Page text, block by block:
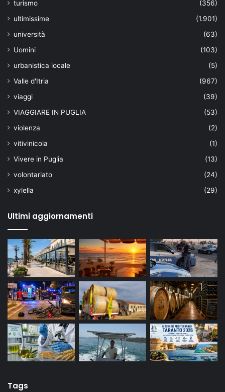
turismo
(356)
ultimissime
(1.901)
università
(63)
Uomini
(103)
urbanistica locale
(5)
Valle d'Itria
(967)
viaggi
(39)
VIAGGIARE IN PUGLIA
(53)
violenza
(2)
vitivinicola
(1)
Vivere in Puglia
(13)
volontariato
(24)
xylella
(29)
Ultimi aggiornamenti
Tags